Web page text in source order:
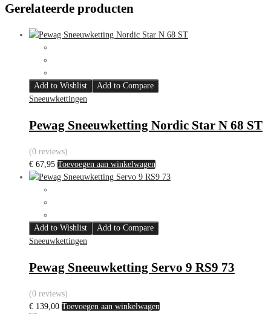
Gerelateerde producten
Add to Wishlist
Add to Compare
Sneeuwkettingen
Pewag Sneeuwketting Nordic Star N 68 ST
(0 reviews)
€ 67,95 Toevoegen aan winkelwagen
Add to Wishlist
Add to Compare
Sneeuwkettingen
Pewag Sneeuwketting Servo 9 RS9 73
(0 reviews)
€ 139,00 Toevoegen aan winkelwagen